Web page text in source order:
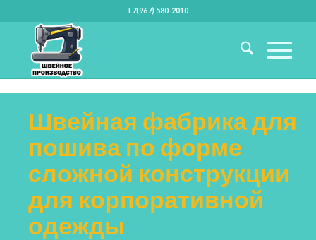
+7(967) 580-2010
Швейная фабрика для
пошива по форме
сложной конструкции
для корпоративной
одежды